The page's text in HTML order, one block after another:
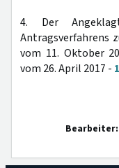
4. Der
Antragsverfahrens
vom 11. Oktober
vom 26. April 2017 -
Bearbeiter: